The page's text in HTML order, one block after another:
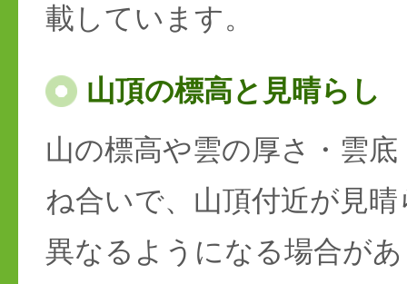
載しています。
山頂の標高と見晴らし
山の標高や雲の厚さ・雲
ね合いで、山頂付近が見
異なるようになる場合が